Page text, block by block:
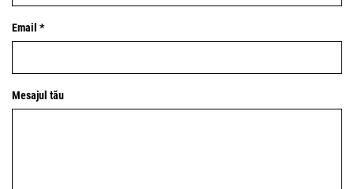
Email *
Mesajul tău